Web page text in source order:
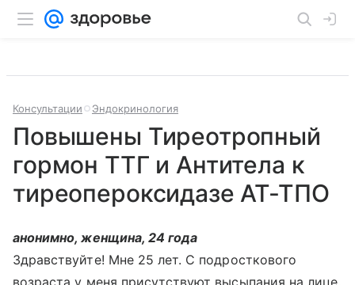
Консультации Эндокринология
Повышены Тиреотропный
гормон ТТГ и Антитела к
тиреопероксидазе АТ-ТПО
анонимно, женщина, 24 года
Здравствуйте! Мне 25 лет. С подросткового
возраста у меня присутствуют высыпания на лице,